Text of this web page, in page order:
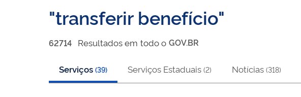
transferir benefício
62714 Resultadosem todo o GOV.BR
Serviços (39) Serviços Estaduais (2) Notícias (318)